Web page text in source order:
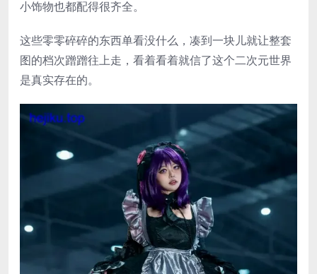
小饰物也都配得很齐全。
这些零零碎碎的东西单看没什么，凑到一块儿就让整套
图的档次蹭蹭往上走，看着看着就信了这个二次元世界
是真实存在的。